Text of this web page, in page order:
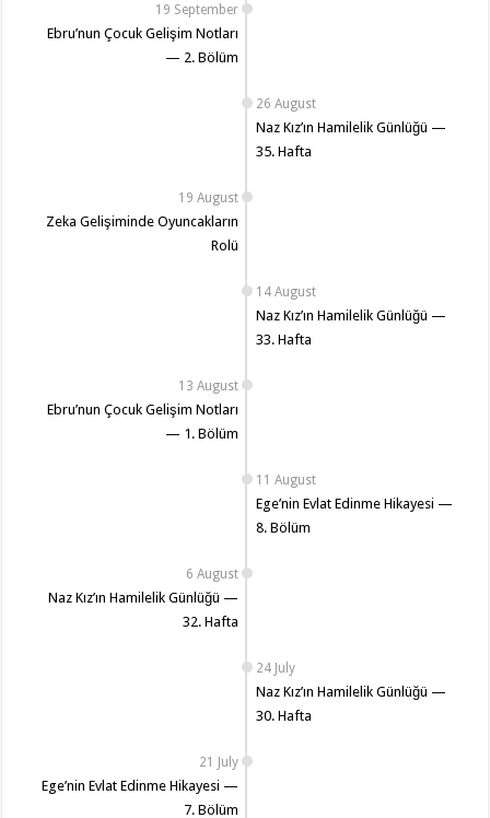
19 September
Ebru’nun Çocuk Gelişim Notları
— 2. Bölüm
26 August
Naz Kız’ın Hamilelik Günlüğü —
35. Hafta
19 August
Zeka Gelişiminde Oyuncakların
Rolü
14 August
Naz Kız’ın Hamilelik Günlüğü —
33. Hafta
13 August
Ebru’nun Çocuk Gelişim Notları
— 1. Bölüm
11 August
Ege’nin Evlat Edinme Hikayesi —
8. Bölüm
6 August
Naz Kız’ın Hamilelik Günlüğü —
32. Hafta
24 July
Naz Kız’ın Hamilelik Günlüğü —
30. Hafta
21 July
Ege’nin Evlat Edinme Hikayesi —
7. Bölüm